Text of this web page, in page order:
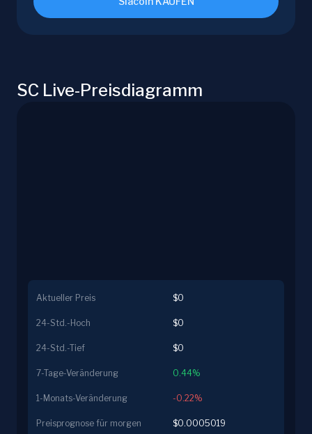
SC Live-Preisdiagramm
Aktueller Preis $0
24-Std.-Hoch $0
24-Std.-Tief $0
7-Tage-Veränderung 0.44%
1-Monats-Veränderung -0.22%
Preisprognose für morgen $0.0005019